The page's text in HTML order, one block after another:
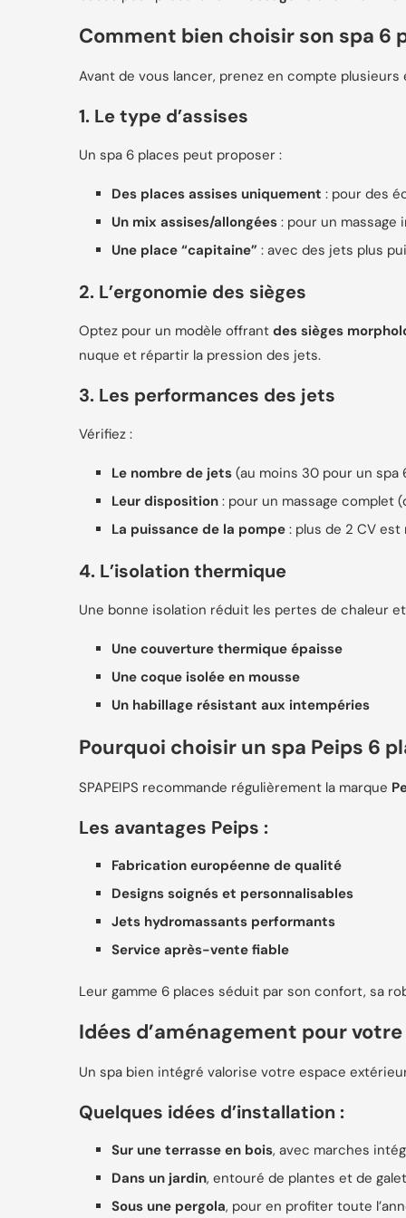
Comment bien choisir son spa 6
Avant de vous lancer, prenez en compte
1. Le type d’assises
Un spa 6 places peut proposer :
Des places assises uniquement : pour des
Un mix assises/allongées : pour un massage
Une place “capitaine” : avec des jets plus
2. L’ergonomie des sièges
Optez pour un modèle offrant des sièges
nuque et répartir la pression des jets.
3. Les performances des jets
Vérifiez :
Le nombre de jets (au moins 30 pour un spa
Leur disposition : pour un massage complet
La puissance de la pompe : plus de 2 CV
4. L’isolation thermique
Une bonne isolation réduit les pertes de chaleur
Une couverture thermique épaisse
Une coque isolée en mousse
Un habillage résistant aux intempéries
Pourquoi choisir un spa Peips 6
SPAPEIPS recommande régulièrement la marque
Les avantages Peips :
Fabrication européenne de qualité
Designs soignés et personnalisables
Jets hydromassants performants
Service après-vente fiable
Leur gamme 6 places séduit par son confort, sa
Idées d’aménagement pour
Un spa bien intégré valorise votre espace
Quelques idées d’installation :
Sur une terrasse en bois, avec marches
Dans un jardin, entouré de plantes et de
Sous une pergola, pour en profiter toute